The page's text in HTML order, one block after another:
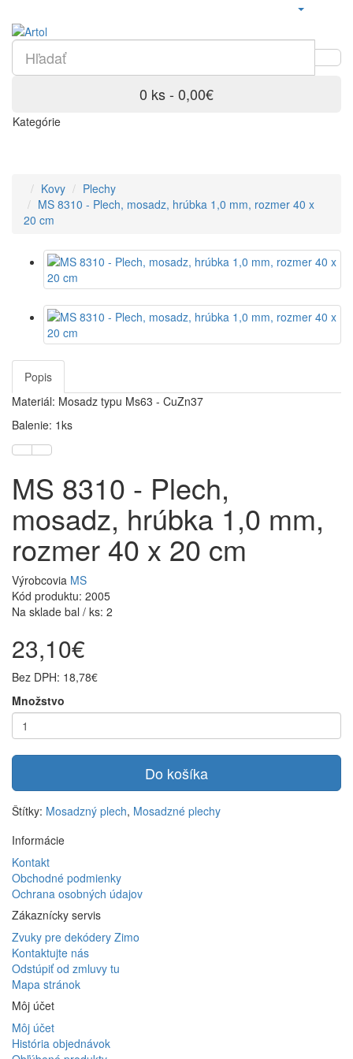
0 ks - 0,00€
Kategórie
Kovy
Plechy
MS 8310 - Plech, mosadz, hrúbka 1,0 mm, rozmer 40 x
20 cm
Popis
Materiál: Mosadz typu Ms63 - CuZn37
Balenie: 1ks
MS 8310 - Plech,
mosadz, hrúbka 1,0 mm,
rozmer 40 x 20 cm
Výrobcovia MS
Kód produktu: 2005
Na sklade bal / ks: 2
23,10€
Bez DPH: 18,78€
Množstvo
Do košíka
Štítky: Mosadzný plech, Mosadzné plechy
Informácie
Kontakt
Obchodné podmienky
Ochrana osobných údajov
Zákaznícky servis
Zvuky pre dekódery Zimo
Kontaktujte nás
Odstúpiť od zmluvy tu
Mapa stránok
Môj účet
Môj účet
História objednávok